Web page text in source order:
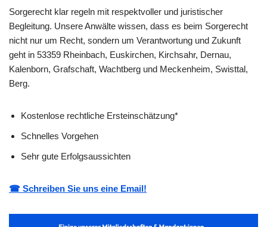
Sorgerecht klar regeln mit respektvoller und juristischer
Begleitung. Unsere Anwälte wissen, dass es beim Sorgerecht
nicht nur um Recht, sondern um Verantwortung und Zukunft
geht in 53359 Rheinbach, Euskirchen, Kirchsahr, Dernau,
Kalenborn, Grafschaft, Wachtberg und Meckenheim, Swisttal,
Berg.
Kostenlose rechtliche Ersteinschätzung*
Schnelles Vorgehen
Sehr gute Erfolgsaussichten
☎ Schreiben Sie uns eine Email!